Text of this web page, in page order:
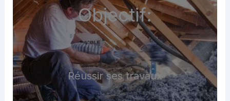
Objectif:
Réussir ses travaux